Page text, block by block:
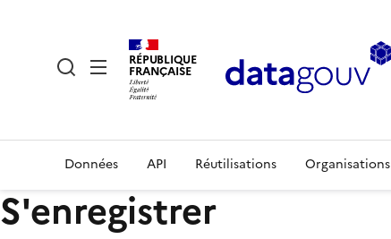
RÉPUBLIQUE
FRANÇAISE
Données API Réutilisations Organisations
S'enregistrer